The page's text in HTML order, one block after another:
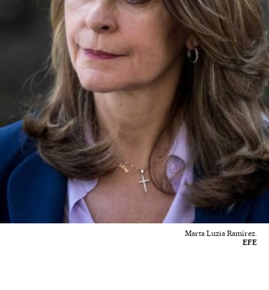
Marta Luzia Ramírez.
EFE